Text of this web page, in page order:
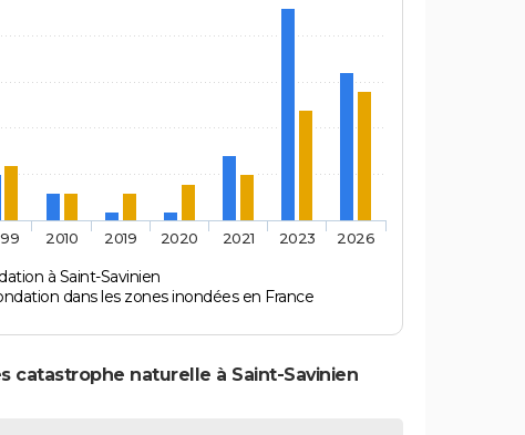
à Saint-Savinien
dans les zones inondées en France
2010 2019 2020 2021 2023 2026
catastrophe naturelle à Saint-Savinien